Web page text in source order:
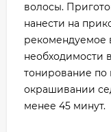
волосы.
нанести на
необходимости
тонирование по
окрашивании
менее 45 минут.